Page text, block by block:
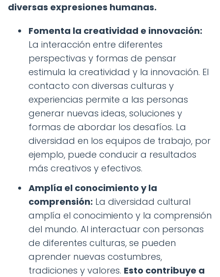
diversas expresiones humanas.
Fomenta la creatividad e innovación:
La interacción entre diferentes
perspectivas y formas de pensar
estimula la creatividad y la innovación. El
contacto con diversas culturas y
experiencias permite a las personas
generar nuevas ideas, soluciones y
formas de abordar los desafíos. La
diversidad en los equipos de trabajo, por
ejemplo, puede conducir a resultados
más creativos y efectivos.
Amplía el conocimiento y la
comprensión: La diversidad cultural
amplía el conocimiento y la comprensión
del mundo. Al interactuar con personas
de diferentes culturas, se pueden
aprender nuevas costumbres,
tradiciones y valores. Esto contribuye a